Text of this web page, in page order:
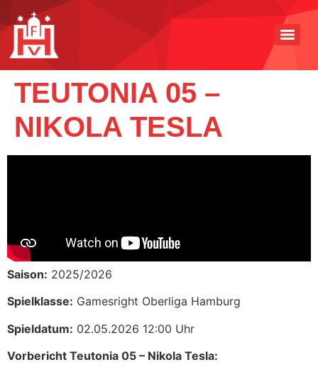
TEUTONIA 05 –
NIKOLA TESLA
Saison: 2025/2026
Spielklasse: Gamesright Oberliga Hamburg
Spieldatum: 02.05.2026 12:00 Uhr
Vorbericht Teutonia 05 – Nikola Tesla: